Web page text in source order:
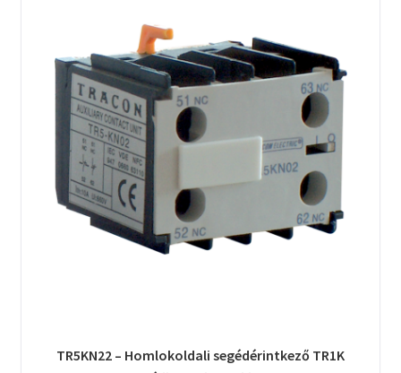
TR5KN22 – Homlokoldali segédérintkező TR1K